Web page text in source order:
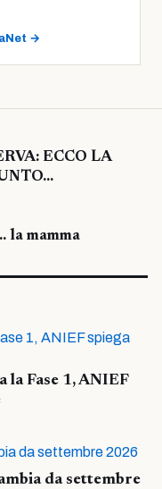
→
ECCO LA
la mamma
Fase 1, ANIEF
da settembre